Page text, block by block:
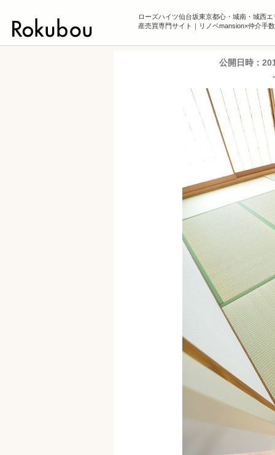
ローズハイツ仙台坂東京都心・城南・城西
産売買専門サイト｜リノベmansion×仲介手
公開日時：